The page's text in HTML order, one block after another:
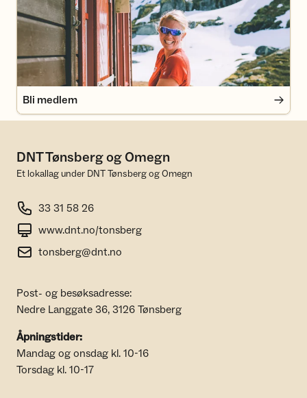
Bli medlem
DNT Tønsberg og Omegn
Et lokallag under DNT Tønsberg og Omegn
33 31 58 26
www.dnt.no/tonsberg
tonsberg@dnt.no
Post- og besøksadresse:
Nedre Langgate 36, 3126 Tønsberg
Åpningstider:
Mandag og onsdag kl. 10-16
Torsdag kl. 10-17